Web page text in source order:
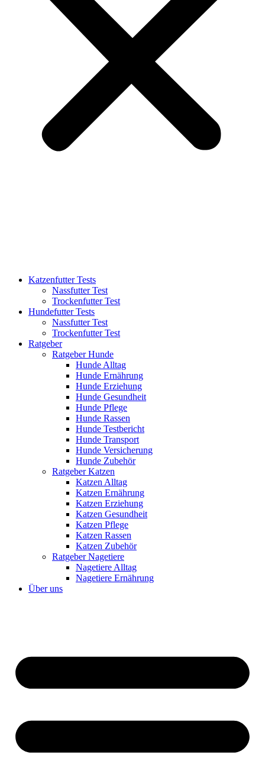
Katzenfutter Tests
Nassfutter Test
Trockenfutter Test
Hundefutter Tests
Nassfutter Test
Trockenfutter Test
Ratgeber
Ratgeber Hunde
Hunde Alltag
Hunde Ernährung
Hunde Erziehung
Hunde Gesundheit
Hunde Pflege
Hunde Rassen
Hunde Testbericht
Hunde Transport
Hunde Versicherung
Hunde Zubehör
Ratgeber Katzen
Katzen Alltag
Katzen Ernährung
Katzen Erziehung
Katzen Gesundheit
Katzen Pflege
Katzen Rassen
Katzen Zubehör
Ratgeber Nagetiere
Nagetiere Alltag
Nagetiere Ernährung
Über uns